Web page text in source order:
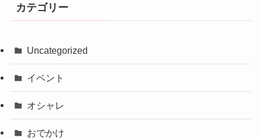
カテゴリー
Uncategorized
イベント
オシャレ
おでかけ